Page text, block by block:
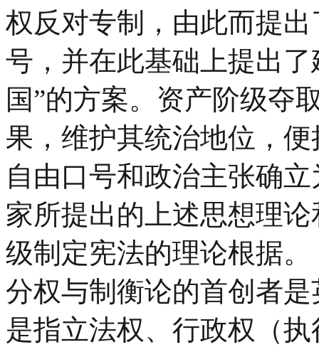
权反对专制，由此而提
号，并在此基础上提出
国”的方案。资产阶级夺
果，维护其统治地位，
自由口号和政治主张确
家所提出的上述思想理
级制定宪法的理论根据。
分权与制衡论的首创者
是指立法权、行政权（